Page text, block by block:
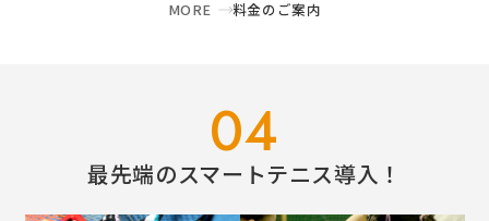
MORE 料金のご案内
04
最先端のスマートテニス導入！